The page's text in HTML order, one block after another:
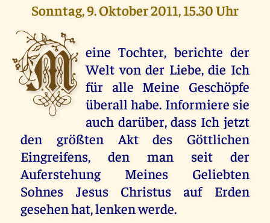
Sonntag, 9. Oktober 2011, 15.30 Uhr
M eine Tochter, berichte der
Welt von der Liebe, die Ich
für alle Meine Geschöpfe
überall habe. Informiere sie
auch darüber, dass Ich jetzt
den größten Akt des Göttlichen
Eingreifens, den man seit der
Auferstehung Meines Geliebten
Sohnes Jesus Christus auf Erden
gesehen hat, lenken werde.